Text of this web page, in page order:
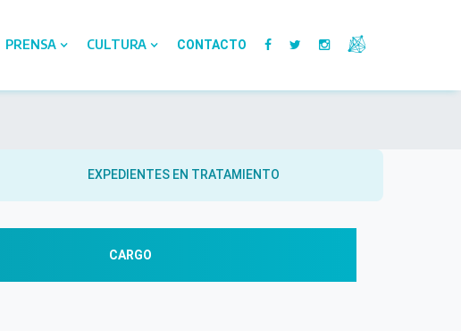
PRENSA CULTURA CONTACTO
EXPEDIENTES EN TRATAMIENTO
CARGO